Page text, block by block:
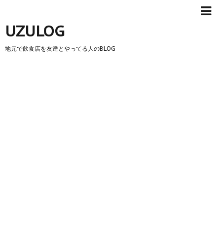
UZULOG
地元で飲食店を友達とやってる人のBLOG